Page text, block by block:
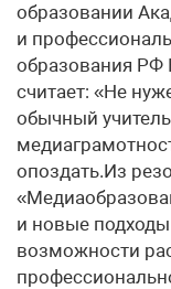
образовании
и
образования РФ
считает: «Не
обычный
опоздать.Из
и новые
возможности